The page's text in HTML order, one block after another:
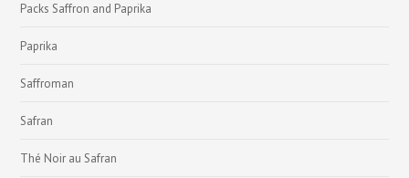
Packs Saffron and Paprika
Paprika
Saffroman
Safran
Thé Noir au Safran